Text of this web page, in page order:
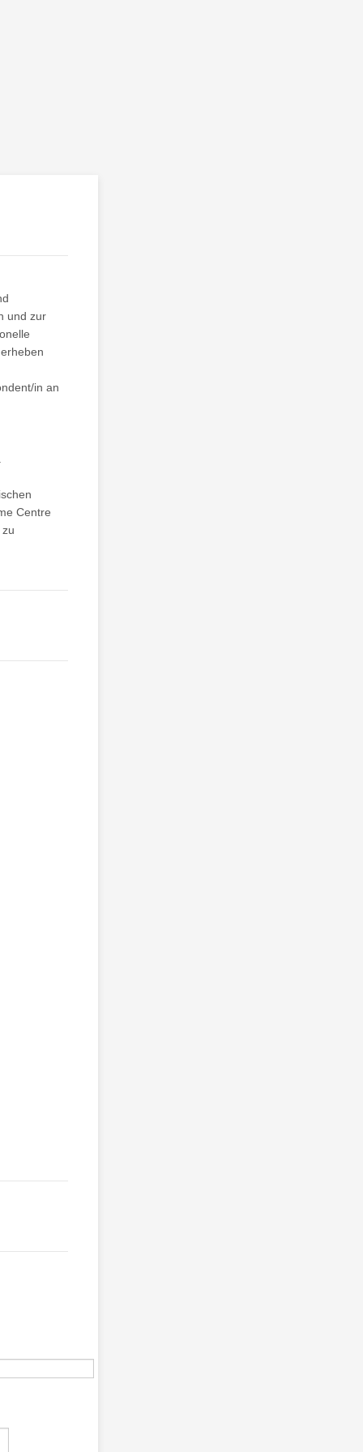
und zur
in an
Centre